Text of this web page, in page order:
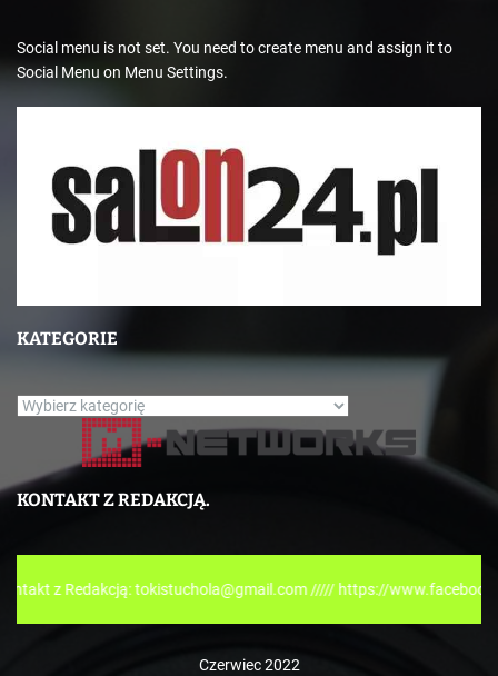
Social menu is not set. You need to create menu and assign it to
Social Menu on Menu Settings.
KATEGORIE
K
e
i
e
KONTAKT Z REDAKCJĄ.
tokistuchola@gmail.com ///// https://www.facebook.com/
Czerwiec 2022